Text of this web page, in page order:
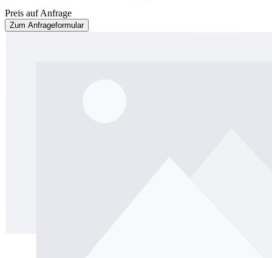
Preis auf Anfrage
Zum Anfrageformular